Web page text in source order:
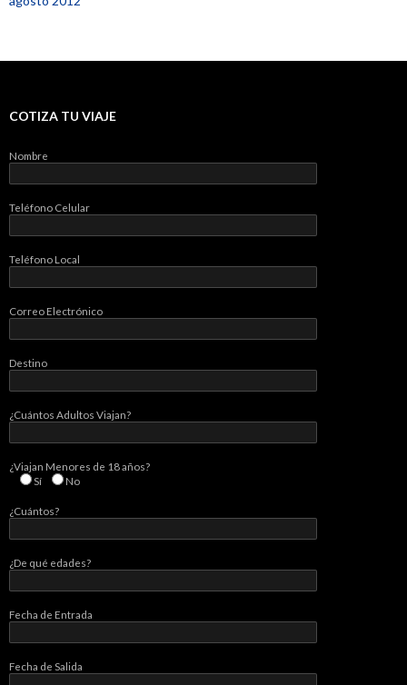
COTIZA TU VIAJE
Nombre
Teléfono Celular
Teléfono Local
Correo Electrónico
Destino
¿Cuántos Adultos Viajan?
¿Viajan Menores de 18 años?
Sí
No
¿Cuántos?
¿De qué edades?
Fecha de Entrada
Fecha de Salida